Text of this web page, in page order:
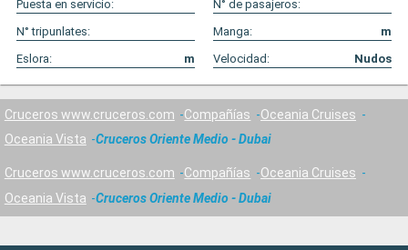
Puesta en servicio:
N° de pasajeros:
N° tripunlates:
Manga:
m
Eslora:
m Velocidad: Nudos
Cruceros www.cruceros.com Compañías
Oceania Cruises
Oceania Vista
Cruceros Oriente Medio - Dubai
Cruceros www.cruceros.com Compañías
Oceania Cruises
Oceania Vista
Cruceros Oriente Medio - Dubai